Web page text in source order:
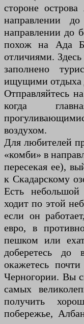
стороне
направлении
направлении до
похож на Ада
отличиями.
заполнено
ищущими отдыха
Отправляйтесь
когда
воздухом.
Для любителей
«комби» в
пересекая ее),
к Скадарскому
Есть
ходит по этой
если он
евро, в
пешком или
доберетесь до
окажетесь
Черногории. Вы
самых
получить
побережье,